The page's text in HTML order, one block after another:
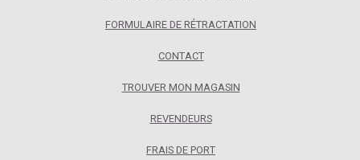
FORMULAIRE DE RÉTRACTATION
CONTACT
TROUVER MON MAGASIN
REVENDEURS
FRAIS DE PORT